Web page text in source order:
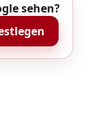
sehen?